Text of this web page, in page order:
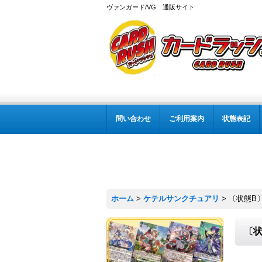
ヴァンガード/VG 通販サイト
問い合わせ ご利用案内 状態表記
ホーム > ケテルサンクチュアリ > 〔状態
〔